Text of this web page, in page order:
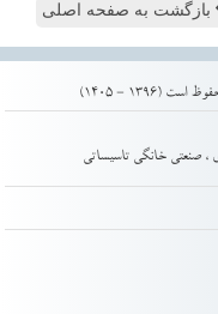
بازگشت به صفحه اصلی
، صنعتی خانگی تاسیساتی